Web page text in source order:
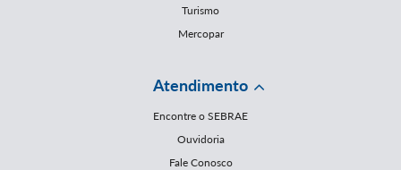
Turismo
Mercopar
Atendimento
Encontre o SEBRAE
Ouvidoria
Fale Conosco